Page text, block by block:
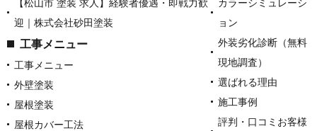
迎｜株式会社砂田塗装
工事メニュー
工事メニュー
外壁塗装
屋根塗装
屋根カバー工法
ョン
外装劣化診断（無料
現地調査）
選ばれる理由
施工事例
評判・口コミお客様